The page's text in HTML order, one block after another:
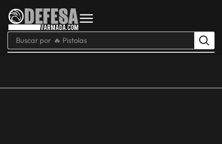
Buscar por 🔥 Pistolas